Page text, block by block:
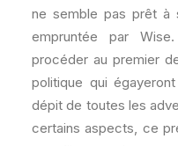
ne semble pas prêt à
empruntée par
procéder au premier
politique qui
dépit de toutes les
certains aspects, ce